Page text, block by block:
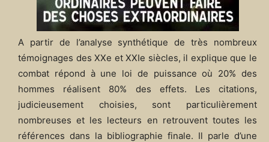
A partir de l’analyse synthétique de très nombreux
témoignages des XXe et XXIe siècles, il explique que le
combat répond à une loi de puissance où 20% des
hommes réalisent 80% des effets. Les citations,
judicieusement choisies, sont particulièrement
nombreuses et les lecteurs en retrouvent toutes les
références dans la bibliographie finale. Il parle d’une